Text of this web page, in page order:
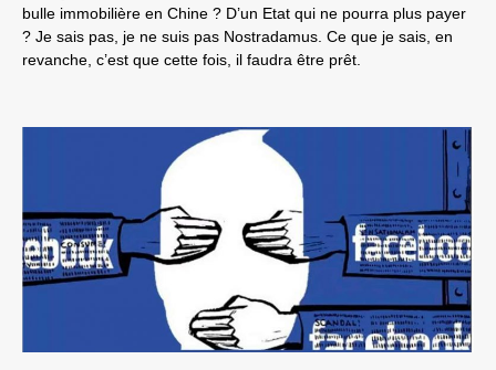
bulle immobilière en Chine ? D’un Etat qui ne pourra plus payer
? Je sais pas, je ne suis pas Nostradamus. Ce que je sais, en
revanche, c’est que cette fois, il faudra être prêt.